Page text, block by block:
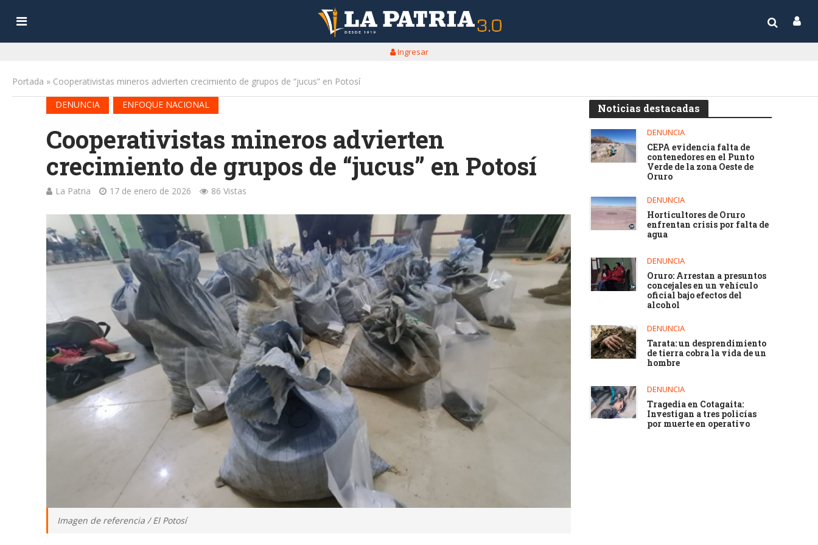
Ingresar
Portada » Cooperativistas mineros advierten crecimiento de grupos de “jucus” en Potosí
DENUNCIA
ENFOQUE NACIONAL
Cooperativistas mineros advierten
crecimiento de grupos de “jucus” en Potosí
La Patria 17 de enero de 2026 86 Vistas
Imagen de referencia / El Potosí
Noticias destacadas
DENUNCIA
CEPA evidencia falta de
contenedores en el Punto
Verde de la zona Oeste de
Oruro
DENUNCIA
Horticultores de Oruro
enfrentan crisis por falta de
agua
DENUNCIA
Oruro: Arrestan a presuntos
concejales en un vehículo
oficial bajo efectos del
alcohol
DENUNCIA
Tarata: un desprendimiento
de tierra cobra la vida de un
hombre
DENUNCIA
Tragedia en Cotagaita:
Investigan a tres policías
por muerte en operativo